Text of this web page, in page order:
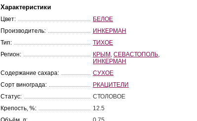
Характеристики
Цвет:
БЕЛОЕ
Производитель:
ИНКЕРМАН
Тип:
ТИХОЕ
Регион:
КРЫМ ,СЕВАСТОПОЛЬ
ИНКЕРМАН
Содержание сахара:
СУХОЕ
Сорт винограда:
РКАЦИТЕЛИ
Статус:
СТОЛОВОЕ
Крепость, %:
12.5